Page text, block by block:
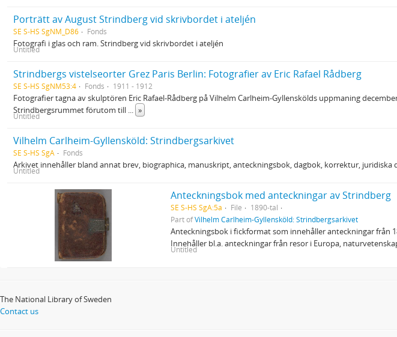
Porträtt av August Strindberg vid skrivbordet i ateljén
SE S-HS SgNM_D86 Fonds
Fotografi i glas och ram. Strindberg vid skrivbordet i ateljén
Untitled
Strindbergs vistelseorter Grez Paris Berlin: Fotografier av Eric Rafael Rådberg
SE S-HS SgNM53:4 Fonds 1911 - 1912
Fotografier tagna av skulptören Eric Rafael-Rådberg på Vilhelm Carlheim-Gyllenskölds uppmaning
Strindbergsrummet förutom till ... »
Untitled
Vilhelm Carlheim-Gyllensköld: Strindbergsarkivet
SE S-HS SgA Fonds
Arkivet innehåller bland annat brev, biographica, manuskript, anteckningsbok, dagbok, korrektur,
Untitled
Anteckningsbok med anteckningar av Strindberg
SE S-HS SgA:5a File
1890-tal
Part ofVilhelm Carlheim-Gyllensköld: Strindbergsarkivet
Anteckningsbok i fickformat som innehåller anteckningar från
Innehåller bl.a. anteckningar från resor i Europa,
Untitled
The National Library of Sweden
Contact us